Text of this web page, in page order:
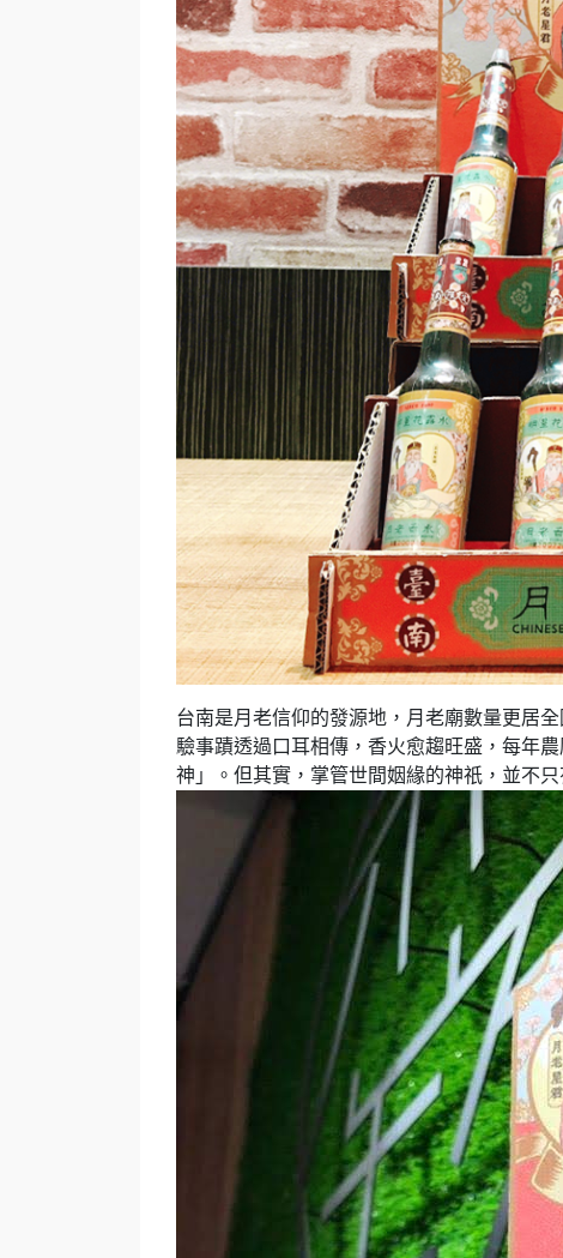
台南是月老信仰的發源地，月老廟數量更居
驗事蹟透過口耳相傳，香火愈趨旺盛，每年
神」。但其實，掌管世間姻緣的神祇，並不只